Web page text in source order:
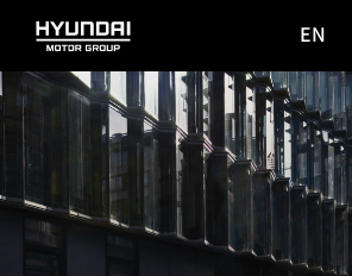
HYUNDAI
MOTOR
GROUP
사이
이동
EN